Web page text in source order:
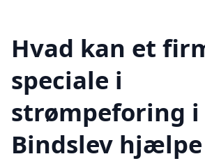
Hvad kan et
speciale i
strømpeforing i
Bindslev hjælpe